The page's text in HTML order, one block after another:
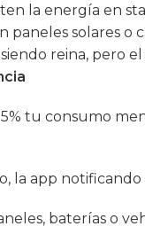
la energía en
solares o
reina, pero
tu consumo
la app notificando
baterías o